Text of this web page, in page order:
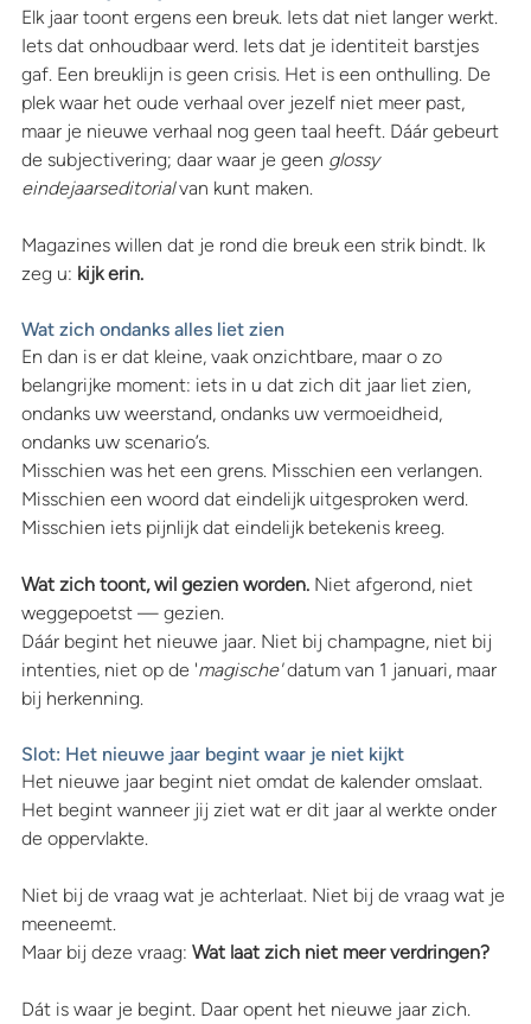
Elk jaar toont ergens een breuk. Iets dat niet langer werkt.
Iets dat onhoudbaar werd. Iets dat je identiteit barstjes
gaf. Een breuklijn is geen crisis. Het is een onthulling. De
plek waar het oude verhaal over jezelf niet meer past,
maar je nieuwe verhaal nog geen taal heeft. Dáár gebeurt
de subjectivering; daar waar je geen glossy
eindejaarseditorial van kunt maken.
Magazines willen dat je rond die breuk een strik bindt. Ik
zeg u: kijk erin.
Wat zich ondanks alles liet zien
En dan is er dat kleine, vaak onzichtbare, maar o zo
belangrijke moment: iets in u dat zich dit jaar liet zien,
ondanks uw weerstand, ondanks uw vermoeidheid,
ondanks uw scenario’s.
Misschien was het een grens. Misschien een verlangen.
Misschien een woord dat eindelijk uitgesproken werd.
Misschien iets pijnlijk dat eindelijk betekenis kreeg.
Wat zich toont, wil gezien worden. Niet afgerond, niet
weggepoetst — gezien.
Dáár begint het nieuwe jaar. Niet bij champagne, niet bij
intenties, niet op de 'magische' datum van 1 januari, maar
bij herkenning.
Slot: Het nieuwe jaar begint waar je niet kijkt
Het nieuwe jaar begint niet omdat de kalender omslaat.
Het begint wanneer jij ziet wat er dit jaar al werkte onder
de oppervlakte.
Niet bij de vraag wat je achterlaat. Niet bij de vraag wat je
meeneemt.
Maar bij deze vraag: Wat laat zich niet meer verdringen?
Dát is waar je begint. Daar opent het nieuwe jaar zich.